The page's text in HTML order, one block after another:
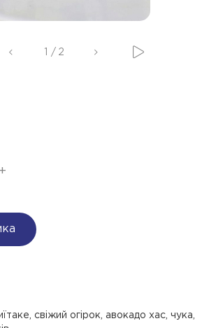
/ 2
+
свіжий огірок, авокадо хас, чука,